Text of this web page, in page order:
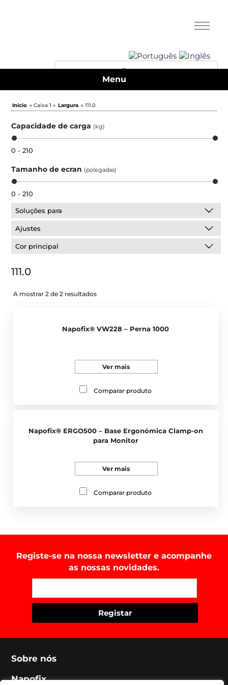
Menu
Início » Caixa 1 » Largura » 111.0
Capacidade de carga (kg)
0 - 210
Tamanho de ecran (polegadas)
0 - 210
Soluções para
Ajustes
Cor principal
111.0
A mostrar 2 de 2 resultados
Napofix® VW228 – Perna 1000
Ver mais
Comparar produto
Napofix® ERGO500 – Base Ergonómica Clamp-on
para Monitor
Ver mais
Comparar produto
Registe-se na nossa newsletter e acompanhe
as nossas novidades.
Sobre nós
Napofix